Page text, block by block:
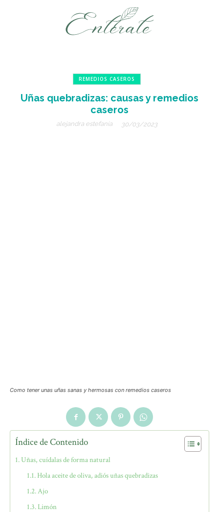
REMEDIOS CASEROS
Uñas quebradizas: causas y remedios
caseros
alejandra estefanía 30/03/2023
Como tener unas uñas sanas y hermosas con remedios caseros
Índice de Contenido
Uñas, cuídalas de forma natural
Hola aceite de oliva, adiós uñas quebradizas
Ajo
Limón